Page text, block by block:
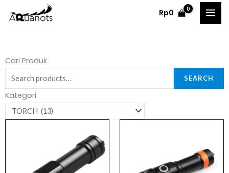
Rp0
Cari Produk
Search
for:
SEARCH
Kategori